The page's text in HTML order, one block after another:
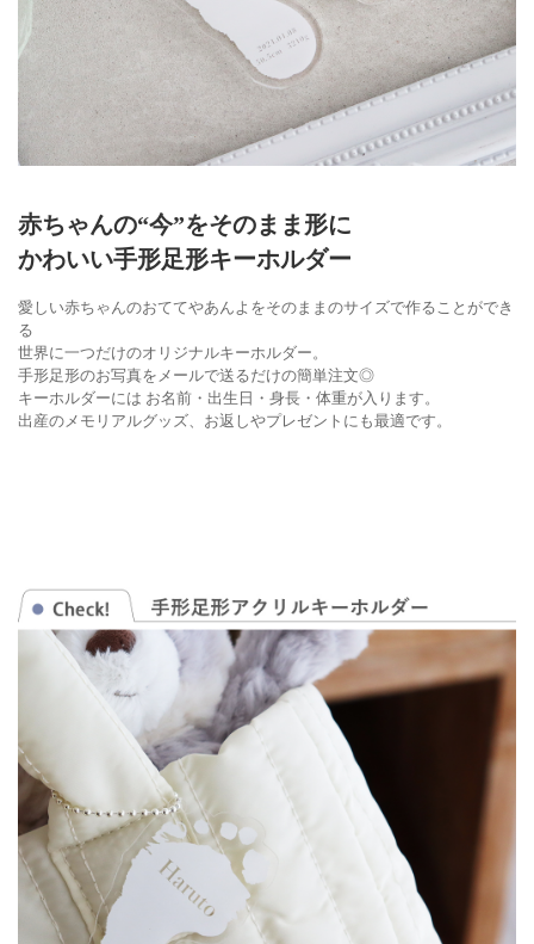
赤ちゃんの“今”をそのまま形に
かわいい手形足形キーホルダー
愛しい赤ちゃんのおててやあんよをそのままのサイズで作ることができ
る
世界に一つだけのオリジナルキーホルダー。
手形足形のお写真をメールで送るだけの簡単注文◎
キーホルダーには お名前・出生日・身長・体重が入ります。
出産のメモリアルグッズ、お返しやプレゼントにも最適です。